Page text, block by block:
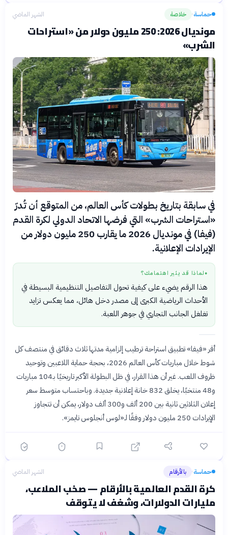
حماسة› خلاصة الشهر الماضي
مونديال 2026: 250 مليون دولار من «استراحات
الشرب»
في سابقة بتاريخ بطولات كأس العالم، من المتوقع أن تُدرّ
«استراحات الشرب» التي فرضها الاتحاد الدولي لكرة القدم
(فيفا) في مونديال 2026 ما يقارب 250 مليون دولار من
الإيرادات الإعلانية.
● لماذا قد يثير اهتمامك؟
هذا الرقم يضيء على كيفية تحول التفاصيل التنظيمية البسيطة في
الأحداث الرياضية الكبرى إلى مصدر دخل هائل، مما يعكس تزايد
تغلغل الجانب التجاري في جوهر اللعبة.
أقر «فيفا» تطبيق استراحة ترطيب إلزامية مدتها ثلاث دقائق في منتصف كل
شوط خلال مباريات كأس العالم 2026، بحجة حماية اللاعبين وتوحيد
ظروف اللعب. غير أن هذا القرار، في ظل البطولة الأكبر تاريخيًا بـ104 مباريات
و48 منتخبًا، يخلق 832 خانة إعلانية جديدة. وباحتساب متوسط سعر
إعلان الثلاثين ثانية بين 200 ألف و300 ألف دولار، يمكن أن تتجاوز
الإيرادات 250 مليون دولار وفقًا لـ«لوس أنجلوس تايمز».
حماسة› بالأرقام الشهر الماضي
كرة القدم العالمية بالأرقام — صخب الملاعب،
مليارات الدولارات، وشغف لا يتوقف